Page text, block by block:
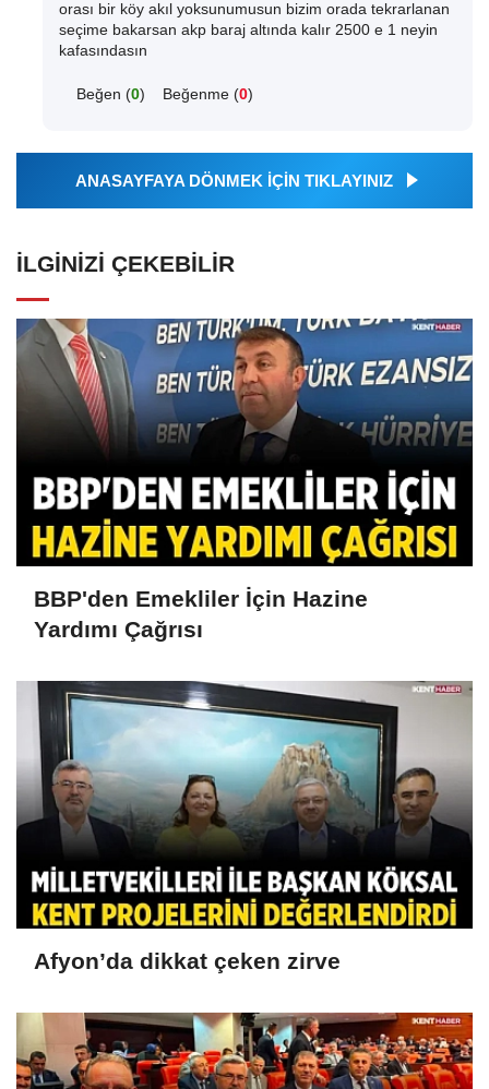
orası bir köy akıl yoksunumusun bizim orada tekrarlanan
seçime bakarsan akp baraj altında kalır 2500 e 1 neyin
kafasındasın
Beğen (0) Beğenme (0)
ANASAYFAYA DÖNMEK İÇİN TIKLAYINIZ
İLGINIZI ÇEKEBILIR
BBP'den Emekliler İçin Hazine
Yardımı Çağrısı
Afyon’da dikkat çeken zirve